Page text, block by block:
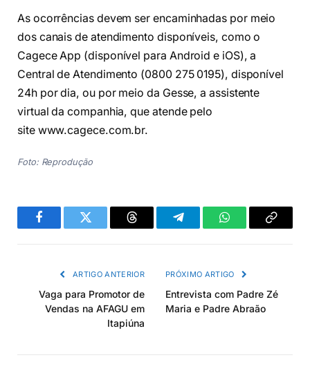
As ocorrências devem ser encaminhadas por meio
dos canais de atendimento disponíveis, como o
Cagece App (disponível para Android e iOS), a
Central de Atendimento (0800 275 0195), disponível
24h por dia, ou por meio da Gesse, a assistente
virtual da companhia, que atende pelo
site www.cagece.com.br.
Foto: Reprodução
FacebookTwitter Threads TelegramWhatsAppCopiar
ARTIGO ANTERIOR
Vaga para Promotor de
Vendas na AFAGU em
Itapiúna
PRÓXIMO ARTIGO
Entrevista com Padre Zé
Maria e Padre Abraão